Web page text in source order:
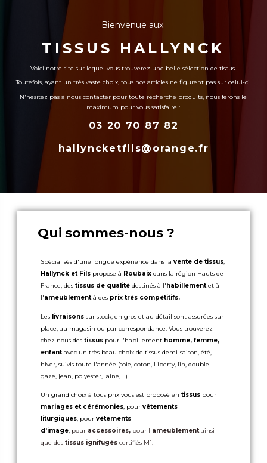
Bienvenue aux
TISSUS HALLYNCK
Voici notre site sur lequel vous trouverez une belle sélection de tissus.
Toutefois, ayant un très vaste choix, tous nos articles ne figurent pas sur celui-ci.
N'hésitez pas à nous contacter pour toute recherche produits, nous ferons le
maximum pour vous satisfaire :
03 20 70 87 82
hallyncketfils@orange.fr
Qui sommes-nous ?
Spécialisés d'une longue expérience dans la vente de tissus,
Hallynck et Filspropose à Roubaixdans la région Hauts de
France, des tissus de qualitédestinés à l' habillementet à
l'ameublementà des prix très compétitifs.
Les livraisonssur stock, en gros et au détail sont assurées sur
place, au magasin ou par correspondance. Vous trouverez
chez nous des tissuspour l'habillement homme, femme,
enfantavec un très beau choix de tissus demi-saison, été,
hiver, suivis toute l'année (soie, coton, Liberty, lin, double
gaze, jean, polyester, laine, …).
Un grand choix à tous prix vous est proposé en tissuspour
mariages et cérémonies, pour vêtements
liturgiques, pourvêtements
d'image, pour accessoires,pour l'ameublementainsi
que des tissus ignifugéscertifiés M1.